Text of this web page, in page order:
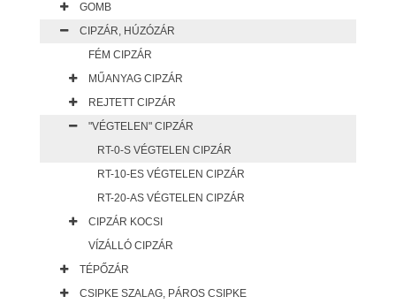
GOMB
CIPZÁR, HÚZÓZÁR
FÉM CIPZÁR
MŰANYAG CIPZÁR
REJTETT CIPZÁR
"VÉGTELEN" CIPZÁR
RT-0-S VÉGTELEN CIPZÁR
RT-10-ES VÉGTELEN CIPZÁR
RT-20-AS VÉGTELEN CIPZÁR
CIPZÁR KOCSI
VÍZÁLLÓ CIPZÁR
TÉPŐZÁR
CSIPKE SZALAG, PÁROS CSIPKE